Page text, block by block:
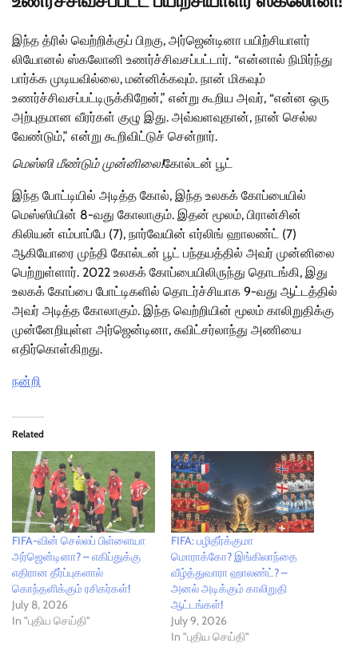
இந்த த்ரில் வெற்றிக்குப் பிறகு, அர்ஜென்டினா பயிற்சியாளர்
லியோனல் ஸ்கலோனி உணர்ச்சிவசப்பட்டார். “என்னால் நிமிர்ந்து
பார்க்க முடியவில்லை, மன்னிக்கவும். நான் மிகவும்
உணர்ச்சிவசப்பட்டிருக்கிறேன்,” என்று கூறிய அவர், “என்ன ஒரு
அற்புதமான வீரர்கள் குழு இது. அவ்வளவுதான், நான் செல்ல
வேண்டும்,” என்று கூறிவிட்டுச் சென்றார்.
மெஸ்ஸி மீண்டும் முன்னிலை!கோல்டன் பூட்
இந்த போட்டியில் அடித்த கோல், இந்த உலகக் கோப்பையில்
மெஸ்ஸியின் 8-வது கோலாகும். இதன் மூலம், பிரான்சின்
கிலியன் எம்பாப்பே (7), நார்வேயின் எர்லிங் ஹாலண்ட் (7)
ஆகியோரை முந்தி கோல்டன் பூட் பந்தயத்தில் அவர் முன்னிலை
பெற்றுள்ளார். 2022 உலகக் கோப்பையிலிருந்து தொடங்கி, இது
உலகக் கோப்பை போட்டிகளில் தொடர்ச்சியாக 9-வது ஆட்டத்தில்
அவர் அடித்த கோலாகும். இந்த வெற்றியின் மூலம் காலிறுதிக்கு
முன்னேறியுள்ள அர்ஜென்டினா, சுவிட்சர்லாந்து அணியை
எதிர்கொள்கிறது.
நன்றி
Related
FIFA-வின் செல்லப் பிள்ளையா
அர்ஜென்டினா? – எகிப்துக்கு
எதிரான தீர்ப்புகளால்
கொந்தளிக்கும் ரசிகர்கள்!
July 8, 2026
In "புதிய செய்தி"
FIFA: பழிதீர்க்குமா
மொராக்கோ? இங்கிலாந்தை
வீழ்த்துவாரா ஹாலண்ட்? –
அனல் அடிக்கும் காலிறுதி
ஆட்டங்கள்!
July 9, 2026
In "புதிய செய்தி"